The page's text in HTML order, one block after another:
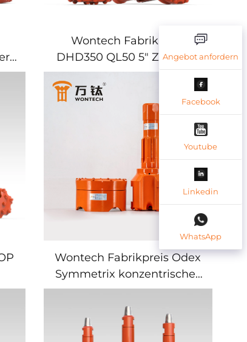
Wontech Fabrikpreis
DHD350 QL50 5" Zoll DTH
Hammerbohrkopf
Wasserbohrlochbohrer für
Brunnenbohrungen
Wontech Fabrikpreis Odex
Symmetrix konzentrisches
Gehäuse DTH Bohrer für
Wasserbrunnen
Geothermiebohrungen
Angebot anfordern
Facebook
Youtube
Linkedin
WhatsApp